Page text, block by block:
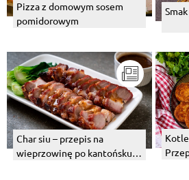
Pizza z domowym sosem
pomidorowym
Char siu – przepis na
wieprzowinę po kantońsku w